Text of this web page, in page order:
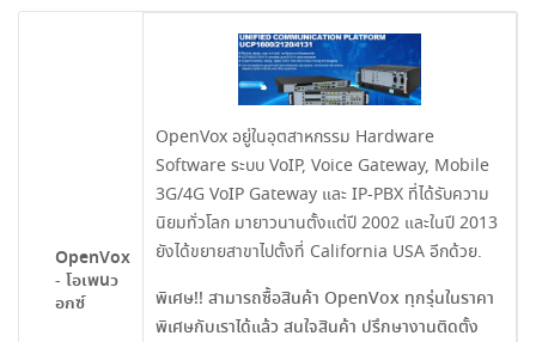
OpenVox
- โอเพนว
อกซ์
OpenVox อยู่ในอุตสาหกรรม Hardware
Software ระบบ VoIP, Voice Gateway, Mobile
3G/4G VoIP Gateway และ IP-PBX ที่ได้รับความ
นิยมทั่วโลก มายาวนานตั้งแต่ปี 2002 และในปี 2013
ยังได้ขยายสาขาไปตั้งที่ California USA อีกด้วย.
พิเศษ!! สามารถซื้อสินค้า OpenVox ทุกรุ่นในราคา
พิเศษกับเราได้แล้ว สนใจสินค้า ปรึกษางานติดตั้ง